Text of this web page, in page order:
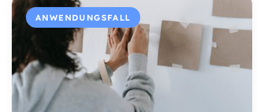
ANWENDUNGSFALL